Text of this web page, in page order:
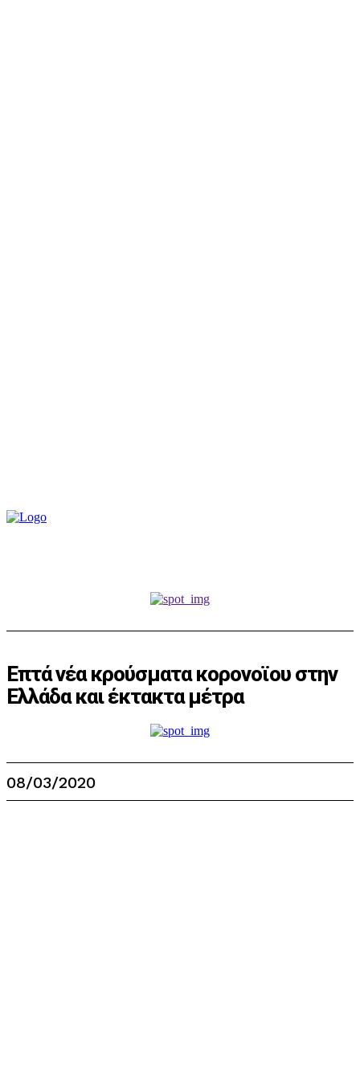
Επτά νέα κρούσματα κορονοϊου στην
Ελλάδα και έκτακτα μέτρα
08/03/2020